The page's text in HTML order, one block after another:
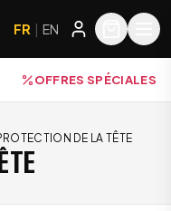
FR | EN
OFFRES SPÉCIALES
DE LA TÊTE